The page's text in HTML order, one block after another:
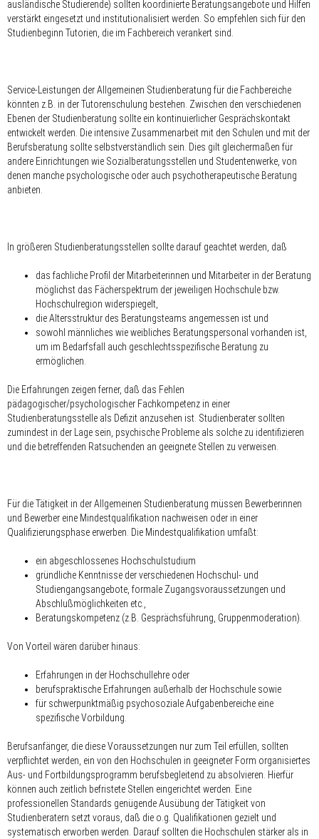
ausländische Studierende) sollten koordinierte Beratungsangebote und Hilfen
verstärkt eingesetzt und institutionalisiert werden. So empfehlen sich für den
Studienbeginn Tutorien, die im Fachbereich verankert sind.
Service-Leistungen der Allgemeinen Studienberatung für die Fachbereiche
könnten z.B. in der Tutorenschulung bestehen. Zwischen den verschiedenen
Ebenen der Studienberatung sollte ein kontinuierlicher Gesprächskontakt
entwickelt werden. Die intensive Zusammenarbeit mit den Schulen und mit der
Berufsberatung sollte selbstverständlich sein. Dies gilt gleichermaßen für
andere Einrichtungen wie Sozialberatungsstellen und Studentenwerke, von
denen manche psychologische oder auch psychotherapeutische Beratung
anbieten.
In größeren Studienberatungsstellen sollte darauf geachtet werden, daß
das fachliche Profil der Mitarbeiterinnen und Mitarbeiter in der Beratung
möglichst das Fächerspektrum der jeweiligen Hochschule bzw.
Hochschulregion widerspiegelt,
die Altersstruktur des Beratungsteams angemessen ist und
sowohl männliches wie weibliches Beratungspersonal vorhanden ist,
um im Bedarfsfall auch geschlechtsspezifische Beratung zu
ermöglichen.
Die Erfahrungen zeigen ferner, daß das Fehlen
pädagogischer/psychologischer Fachkompetenz in einer
Studienberatungsstelle als Defizit anzusehen ist. Studienberater sollten
zumindest in der Lage sein, psychische Probleme als solche zu identifizieren
und die betreffenden Ratsuchenden an geeignete Stellen zu verweisen.
Für die Tätigkeit in der Allgemeinen Studienberatung müssen Bewerberinnen
und Bewerber eine Mindestqualifikation nachweisen oder in einer
Qualifizierungsphase erwerben. Die Mindestqualifikation umfaßt:
ein abgeschlossenes Hochschulstudium
gründliche Kenntnisse der verschiedenen Hochschul- und
Studiengangsangebote, formale Zugangsvoraussetzungen und
Abschlußmöglichkeiten etc.,
Beratungskompetenz (z.B. Gesprächsführung, Gruppenmoderation).
Von Vorteil wären darüber hinaus:
Erfahrungen in der Hochschullehre oder
berufspraktische Erfahrungen außerhalb der Hochschule sowie
für schwerpunktmäßig psychosoziale Aufgabenbereiche eine
spezifische Vorbildung.
Berufsanfänger, die diese Voraussetzungen nur zum Teil erfüllen, sollten
verpflichtet werden, ein von den Hochschulen in geeigneter Form organisiertes
Aus- und Fortbildungsprogramm berufsbegleitend zu absolvieren. Hierfür
können auch zeitlich befristete Stellen eingerichtet werden. Eine
professionellen Standards genügende Ausübung der Tätigkeit von
Studienberatern setzt voraus, daß die o.g. Qualifikationen gezielt und
systematisch erworben werden. Darauf sollten die Hochschulen stärker als in